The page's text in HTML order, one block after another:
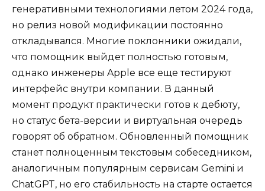
генеративными технологиями летом 2024 года,
но релиз новой модификации постоянно
откладывался. Многие поклонники ожидали,
что помощник выйдет полностью готовым,
однако инженеры Apple все еще тестируют
интерфейс внутри компании. В данный
момент продукт практически готов к дебюту,
но статус бета-версии и виртуальная очередь
говорят об обратном. Обновленный помощник
станет полноценным текстовым собеседником,
аналогичным популярным сервисам Gemini и
ChatGPT, но его стабильность на старте остается